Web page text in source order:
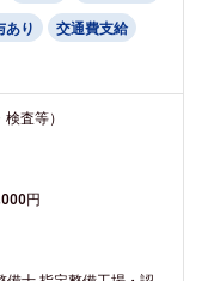
あり 交通費支給
査等）
円